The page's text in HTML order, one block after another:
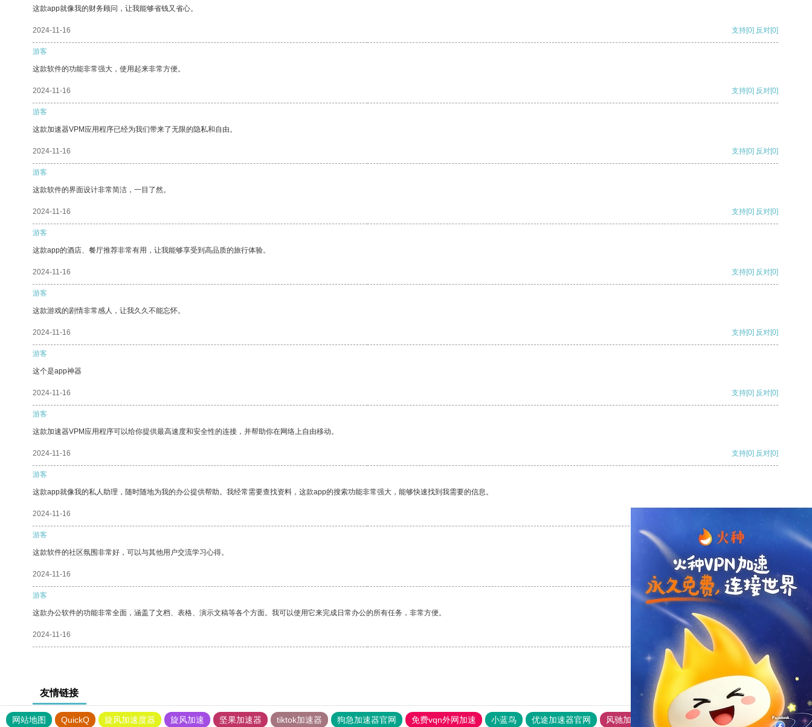
这款app就像我的财务顾问，让我能够省钱又省心。
2024-11-16 支持[0] 反对[0]
游客
这款软件的功能非常强大，使用起来非常方便。
2024-11-16 支持[0] 反对[0]
游客
这款加速器VPM应用程序已经为我们带来了无限的隐私和自由。
2024-11-16 支持[0] 反对[0]
游客
这款软件的界面设计非常简洁，一目了然。
2024-11-16 支持[0] 反对[0]
游客
这款app的酒店、餐厅推荐非常有用，让我能够享受到高品质的旅行体验。
2024-11-16 支持[0] 反对[0]
游客
这款游戏的剧情非常感人，让我久久不能忘怀。
2024-11-16 支持[0] 反对[0]
游客
这个是app神器
2024-11-16 支持[0] 反对[0]
游客
这款加速器VPM应用程序可以给你提供最高速度和安全性的连接，并帮助你在网络上自由移动。
2024-11-16 支持[0] 反对[0]
游客
这款app就像我的私人助理，随时随地为我的办公提供帮助。我经常需要查找资料，这款app的搜索功能非常强大，能够快速找到我需要的信息。
2024-11-16
游客
这款软件的社区氛围非常好，可以与其他用户交流学习心得。
2024-11-16 支持 [0] 反对 [0]
游客
这款办公软件的功能非常全面，涵盖了文档、表格、演示文稿等各个方面。我可以使用它来完成日常办公的所有任务，非常方便。
2024-11-16 支持
友情链接
网站地图 QuickQ 旋风加速度器 旋风加速 坚果加速器 tiktok加速器 狗急加速器官网 免费vqn外网加速 小蓝鸟 优途加速器官网 风驰加速器 旋风加速器